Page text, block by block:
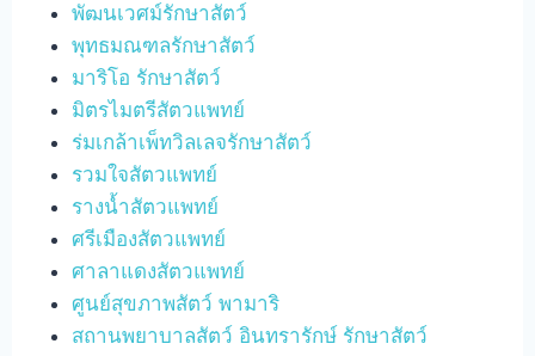
พัฒนเวศม์รักษาสัตว์
พุทธมณฑลรักษาสัตว์
มาริโอ รักษาสัตว์
มิตรไมตรีสัตวแพทย์
ร่มเกล้าเพ็ทวิลเลจรักษาสัตว์
รวมใจสัตวแพทย์
รางน้ำสัตวแพทย์
ศรีเมืองสัตวแพทย์
ศาลาแดงสัตวแพทย์
ศูนย์สุขภาพสัตว์ พามาริ
สถานพยาบาลสัตว์ อินทรารักษ์ รักษาสัตว์